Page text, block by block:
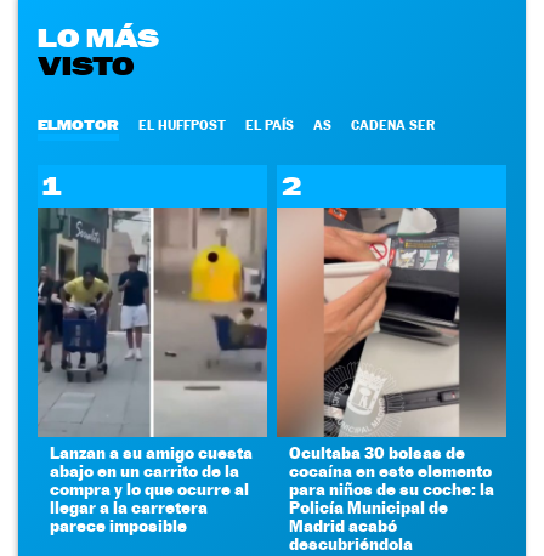
LO MÁS
VISTO
ELMOTOR EL HUFFPOST EL PAÍS AS CADENA SER
1
Lanzan a su amigo cuesta
abajo en un carrito de la
compra y lo que ocurre al
llegar a la carretera
parece imposible
2
Ocultaba 30 bolsas de
cocaína en este elemento
para niños de su coche: la
Policía Municipal de
Madrid acabó
descubriéndola